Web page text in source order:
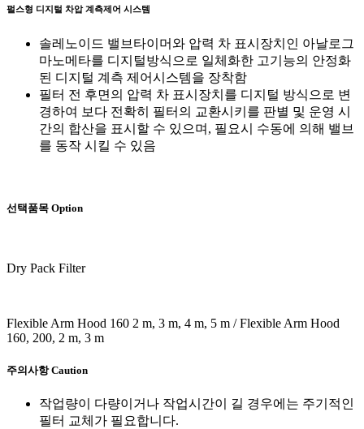
펄스형 디지털 차압 계측제어 시스템
솔레노이드 밸브타이머와 압력 차 표시장치인 아날로그
마노메타를 디지털방식으로 일체화한 고기능의 안정화
된 디지털 계측 제어시스템을 장착함
필터 전 후면의 압력 차 표시장치를 디지털 방식으로 변
경하여 보다 전확히 필터의 교환시키를 판별 및 운영 시
간의 합산을 표시할 수 있으며, 필요시 수동에 의해 밸브
를 동작 시킬 수 있음
선택품목 Option
Dry Pack Filter
Flexible Arm Hood 160 2 m, 3 m, 4 m, 5 m / Flexible Arm Hood
160, 200, 2 m, 3 m
주의사항 Caution
작업량이 다량이거나 작업시간이 길 경우에는 주기적인
필터 교체가 필요합니다.